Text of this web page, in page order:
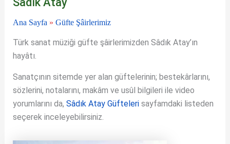
Ana Sayfa » Güfte Şâirlerimiz
Türk sanat müziği güfte şâirlerimizden Sâdık Atay’ın
hayâtı.
Sanatçının sitemde yer alan güftelerinin; bestekârlarını,
sözlerini, notalarını, makâm ve usûl bilgileri ile video
yorumlarını da, Sâdık Atay Güftelerisayfamdaki listeden
seçerek inceleyebilirsiniz.